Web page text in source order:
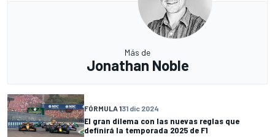
Más de
Jonathan Noble
FÓRMULA 131 dic 2024
El gran dilema con las nuevas reglas que
definirá la temporada 2025 de F1